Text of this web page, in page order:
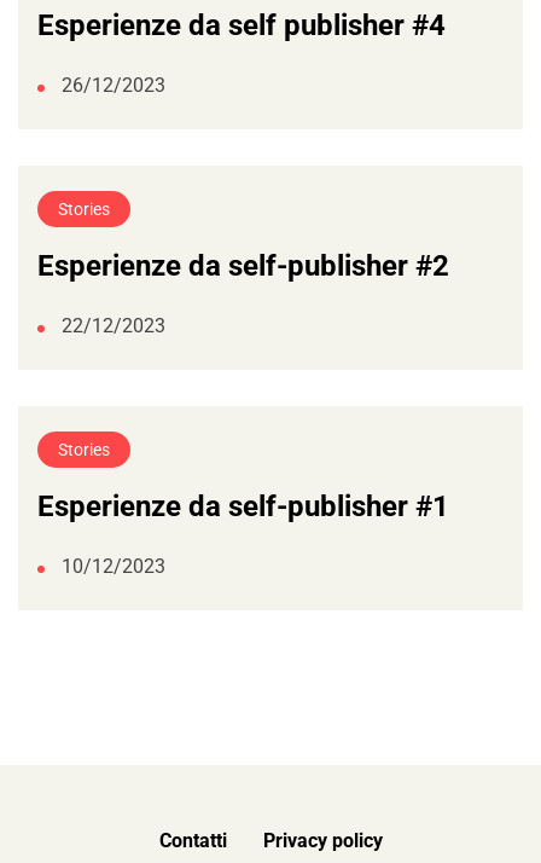
Esperienze da self publisher #4
26/12/2023
Stories
Esperienze da self-publisher #2
22/12/2023
Stories
Esperienze da self-publisher #1
10/12/2023
Contatti Privacy policy